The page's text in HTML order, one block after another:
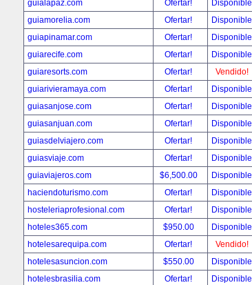
guialapaz.com
Ofertar!
Disponible
guiamorelia.com
Ofertar!
Disponible
guiapinamar.com
Ofertar!
Disponible
guiarecife.com
Ofertar!
Disponible
guiaresorts.com
Ofertar!
Vendido!
guiarivieramaya.com
Ofertar!
Disponible
guiasanjose.com
Ofertar!
Disponible
guiasanjuan.com
Ofertar!
Disponible
guiasdelviajero.com
Ofertar!
Disponible
guiasviaje.com
Ofertar!
Disponible
guiaviajeros.com
$6,500.00
Disponible
haciendoturismo.com
Ofertar!
Disponible
hosteleriaprofesional.com
Ofertar!
Disponible
hoteles365.com
$950.00
Disponible
hotelesarequipa.com
Ofertar!
Vendido!
hotelesasuncion.com
$550.00
Disponible
hotelesbrasilia.com
Ofertar!
Disponible